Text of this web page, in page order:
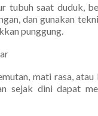
tubuh saat duduk,
dan gunakan
punggung.
mati rasa,
sejak dini dapat